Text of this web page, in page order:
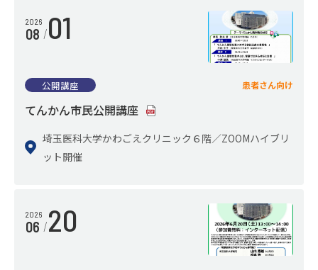
2026
08 01
公開講座 患者さん向け
てんかん市民公開講座
埼玉医科大学かわごえクリニック６階／ZOOMハイブリ
ット開催
2026
06 20
診療科
看護部
管理部門